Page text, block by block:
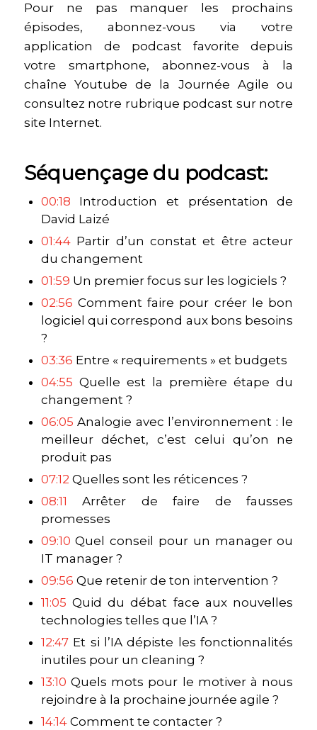
Pour ne pas manquer les prochains
épisodes, abonnez-vous via votre
application de podcast favorite depuis
votre smartphone, abonnez-vous à la
chaîne Youtube de la Journée Agile ou
consultez notre rubrique podcast sur notre
site Internet.
Séquençage du podcast:
00:18 Introduction et présentation de
David Laizé
01:44Partir d’un constat et être acteur
du changement
01:59 Un premier focus sur les logiciels ?
02:56 Comment faire pour créer le bon
logiciel qui correspond aux bons besoins
?
03:36 Entre « requirements » et budgets
04:55 Quelle est la première étape du
changement ?
06:05 Analogie avec l’environnement : le
meilleur déchet, c’est celui qu’on ne
produit pas
07:12 Quelles sont les réticences ?
08:11 Arrêter de faire de fausses
promesses
09:10 Quel conseil pour un manager ou
IT manager ?
09:56 Que retenir de ton intervention ?
11:05 Quid du débat face aux nouvelles
technologies telles que l’IA ?
12:47Et si l’IA dépiste les fonctionnalités
inutiles pour un cleaning ?
13:10 Quels mots pour le motiver à nous
rejoindre à la prochaine journée agile ?
14:14Comment te contacter ?